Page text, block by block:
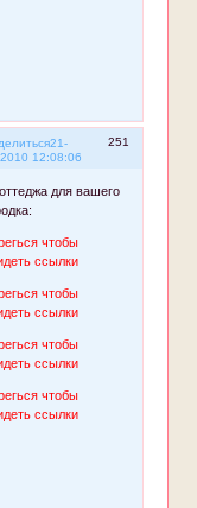
251
21-
12:08:06
для вашего
чтобы
ссылки
чтобы
ссылки
чтобы
ссылки
чтобы
ссылки